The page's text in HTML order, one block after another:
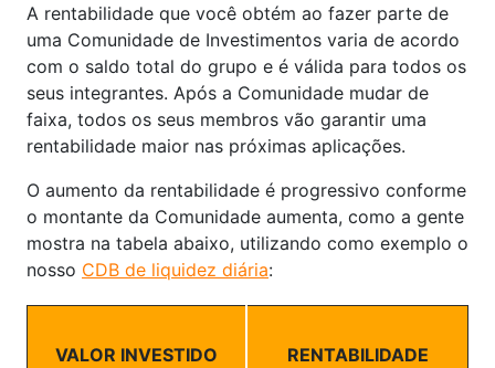
A rentabilidade que você obtém ao fazer parte de
uma Comunidade de Investimentos varia de acordo
com o saldo total do grupo e é válida para todos os
seus integrantes. Após a Comunidade mudar de
faixa, todos os seus membros vão garantir uma
rentabilidade maior nas próximas aplicações.
O aumento da rentabilidade é progressivo conforme
o montante da Comunidade aumenta, como a gente
mostra na tabela abaixo, utilizando como exemplo o
nosso CDB de liquidez diária:
VALOR INVESTIDO RENTABILIDADE